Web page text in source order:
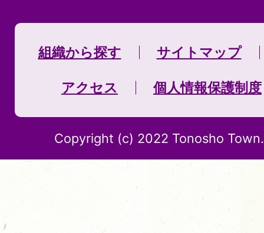
組織から探す サイトマップ
アクセス 個人情報保護制度
Copyright (c) 2022 Tonosho